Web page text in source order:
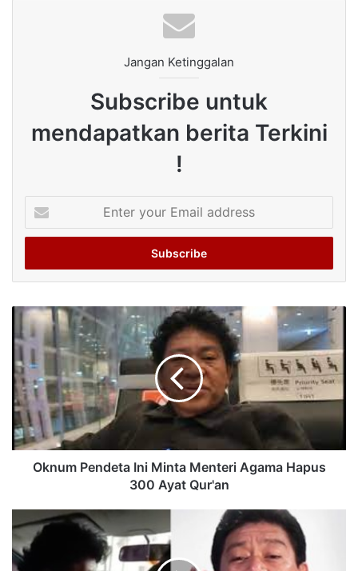
Jangan Ketinggalan
Subscribe untuk
mendapatkan berita Terkini
!
your
Email
Oknum Pendeta Ini Minta Menteri Agama Hapus
300 Ayat Qur'an